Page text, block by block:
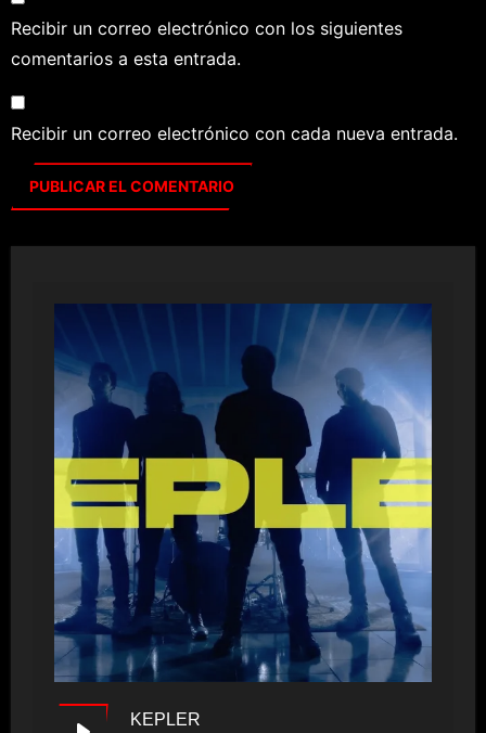
Recibir un correo electrónico con los siguientes
comentarios a esta entrada.
Recibir un correo electrónico con cada nueva entrada.
KEPLER